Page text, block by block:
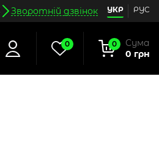
Зворотній дзвінок УКР РУС
0 0
Сума
0 грн